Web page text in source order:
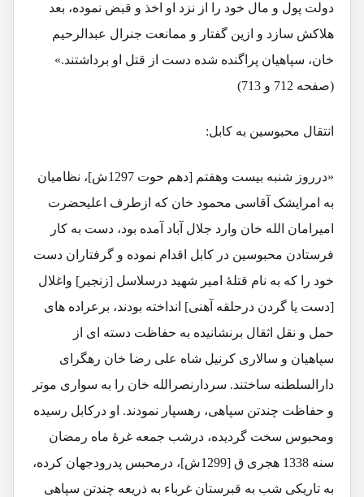
دولت پول و مال خود را از نزد او اخذ و قبض نموده، بعد
هلاکش سازد و ازین گفتار و ممانعت جنرال عبدالرحیم
خان، سپاهیان پراگنده شده دست از قتل او برداشتند.»
(صفحه 712 و 713)
انتقال محبوسین به کابل:
«درروز شنبه بیست وهفتم [دهم حوت 1297ش]، نظامیان
به امرایشک آقاسی محمود خان که ازطرف اعلیحضرت
امیرامان الله خان وارد جلال آباد آمده بود، دست به کار
فرستادن محبوسین در کابل اقدام نموده و گرفتاران دست
خود را که به نام قتلۀ امیر شهید درسلاسل [زنجیر] واغلال
[دست یا گردن درحلقه آهنی] انداخته بودند، برعراده های
حمل و نقل اثقال برنشانیده به حفاظت دسته ای از
سپاهیان و سالاری کرنیل شاه علی رضا خان رهگرای
دارالسلطنه ساختند. سردارنصرالله خان را به سواری موتر
و حفاظت چندتن سپاهی، رهسپار نمودند. او درکابل رسیده
ومحبوس سخت گردیده، درشب جمعه غرۀ ماه رمضان
سنه 1338 هجری ق [1299ش]، درمحبس پدرودجهان کرده،
به تاریکی شب به قبرستان غرباء به ذریعه چندتن سپاهی